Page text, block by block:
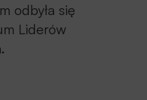
odbyła się
Liderów